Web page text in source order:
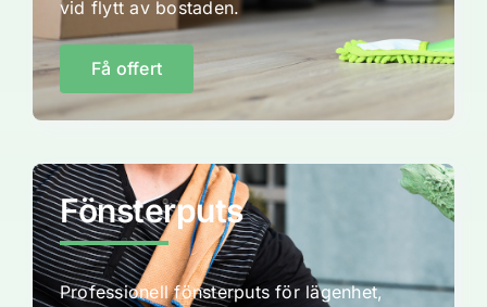
vid flytt av bostaden.
Få offert
Fönsterputs
Professionell fönsterputs för lägenhet,